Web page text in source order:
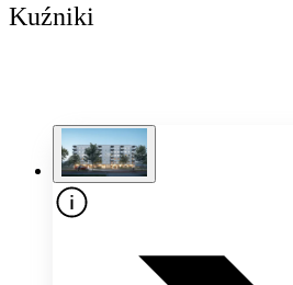
Kuźniki